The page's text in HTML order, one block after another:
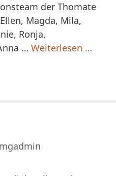
der Thomate
Magda, Mila,
Ronja,
… Weiterlesen …